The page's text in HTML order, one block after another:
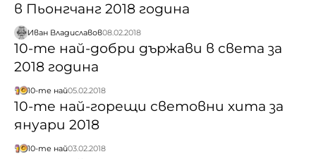
в Пьонгчанг 2018 година
Иван Владиславов08.02.2018
10-те най-добри държави в света за
2018 година
10-те най05.02.2018
10-те най-горещи световни хита за
януари 2018
10-те най03.02.2018